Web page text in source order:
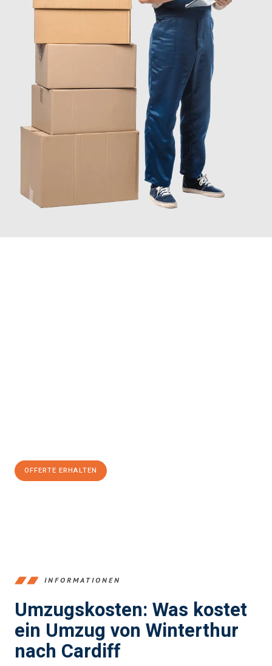
OFFERTE ERHALTEN
INFORMATIONEN
Umzugskosten: Was kostet
ein Umzug von Winterthur
nach Cardiff